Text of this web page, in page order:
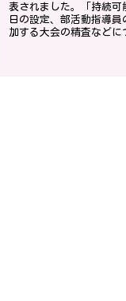
表されました。「持続
日の設定、部活動指導
加する大会の精査などに